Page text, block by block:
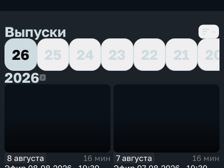
Выпуски
26
25 24 23 22 21
20
20262026
8 августа
16 мин
7 августа
16 мин